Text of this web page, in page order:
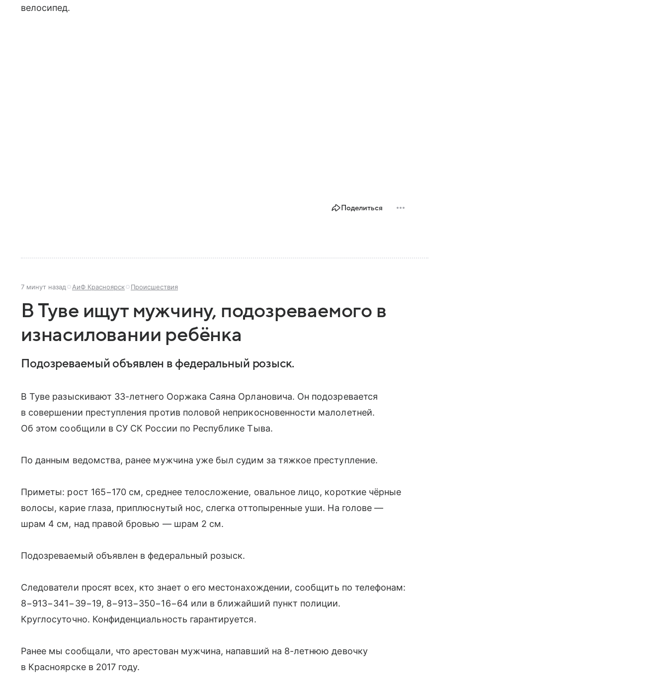
велосипед.
Поделиться
7 минут назад АиФ Красноярск Происшествия
В Туве ищут мужчину, подозреваемого в
изнасиловании ребёнка
Подозреваемый объявлен в федеральный розыск.
В Туве разыскивают 33-летнего Ооржака Саяна Орлановича. Он подозревается
в совершении преступления против половой неприкосновенности малолетней.
Об этом сообщили в СУ СК России по Республике Тыва.
По данным ведомства, ранее мужчина уже был судим за тяжкое преступление.
Приметы: рост 165−170 см, среднее телосложение, овальное лицо, короткие чёрные
волосы, карие глаза, приплюснутый нос, слегка оттопыренные уши. На голове —
шрам 4 см, над правой бровью — шрам 2 см.
Подозреваемый объявлен в федеральный розыск.
Следователи просят всех, кто знает о его местонахождении, сообщить по телефонам:
8−913−341−39−19, 8−913−350−16−64 или в ближайший пункт полиции.
Круглосуточно. Конфиденциальность гарантируется.
Ранее мы сообщали, что арестован мужчина, напавший на 8-летнюю девочку
в Красноярске в 2017 году.